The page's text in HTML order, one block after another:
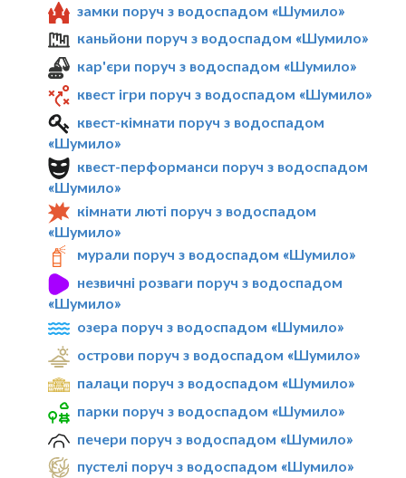
замки поруч з водоспадом «Шумило»
каньйони поруч з водоспадом «Шумило»
кар'єри поруч з водоспадом «Шумило»
квест ігри поруч з водоспадом «Шумило»
квест-кімнати поруч з водоспадом
«Шумило»
квест-перформанси поруч з водоспадом
«Шумило»
кімнати люті поруч з водоспадом
«Шумило»
мурали поруч з водоспадом «Шумило»
незвичні розваги поруч з водоспадом
«Шумило»
озера поруч з водоспадом «Шумило»
острови поруч з водоспадом «Шумило»
палаци поруч з водоспадом «Шумило»
парки поруч з водоспадом «Шумило»
печери поруч з водоспадом «Шумило»
пустелі поруч з водоспадом «Шумило»